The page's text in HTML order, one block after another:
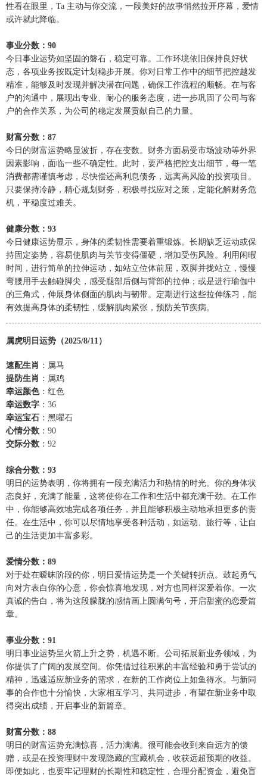
性看在眼里，Ta 主动与你交流，一段美好的故事悄然拉开序幕，爱情
或许就此降临。
事业分数：90
今日事业运势如坚固的磐石，稳定可靠。工作环境依旧保持良好状
态，各项业务按既定计划稳步开展。你对日常工作中的细节把控越发
精准，能够及时发现并解决潜在问题，确保工作流程的顺畅。在与客
户的沟通中，展现出专业、耐心的服务态度，进一步巩固了公司与客
户的合作关系，为公司的稳定发展贡献自己的力量。
财富分数：87
今日的财富运势略显波折，存在变数。财务方面易受市场波动等外界
因素影响，面临一些不确定性。此时，要严格把控支出细节，每一笔
消费都需谨慎考虑，尽快偿还高利息债务，远离高风险的投资项目。
只要保持冷静，精心规划财务，积极寻找应对之策，定能化解财务危
机，平稳度过难关。
健康分数：93
今日健康运势显示，身体的柔韧性需要着重锻炼。长期缺乏运动或保
持固定姿势，容易使肌肉与关节变得僵硬，增加受伤风险。利用闲暇
时间，进行简单的拉伸运动，如站立位体前屈，双脚并拢站立，慢慢
弯腰用手去触碰脚尖，感受腿部后侧与背部的拉伸；或是进行瑜伽中
的三角式，伸展身体侧面的肌肉与韧带。定期进行这些拉伸练习，能
有效提高身体的柔韧性，缓解肌肉紧张，预防关节疾病。
属虎明日运势（2025/8/11）
速配生肖 ：属马
提防生肖 ：属鸡
幸运颜色：红色
幸运数字 ：36
幸运宝石 ：黑曜石
心情分数 ：90
交际分数 ：92
综合分数：93
明日的运势表明，你将拥有一段充满活力和热情的时光。你的身体状
态良好，充满了能量，这将使你在工作和生活中都充满干劲。在工作
中，你能够高效地完成各项任务，并且能够积极主动地承担更多的责
任。在生活中，你可以尽情地享受各种活动，如运动、旅行等，让自
己的生活更加丰富多彩。
爱情分数：89
对于处在暧昧阶段的你，明日爱情运势是一个关键转折点。鼓起勇气
向对方表白你的心意，你会惊喜地发现，对方也同样深爱着你。一次
真诚的告白，将为这段朦胧的感情画上圆满句号，开启甜蜜的恋爱篇
章。
事业分数：91
明日事业运势呈火箭上升之势，机遇不断。公司拓展新业务领域，为
你提供了广阔的发展空间。你凭借过往积累的丰富经验和勇于尝试的
精神，迅速适应新业务的需求，在新的工作岗位上如鱼得水。与新同
事的合作也十分愉快，大家相互学习、共同进步，有望在新业务中取
得突出成绩，开启事业的新篇章。
财富分数：88
明日的财富运势充满惊喜，活力满满。很可能会收到来自远方的馈
赠，或是在投资理财中发现隐藏的宝藏机会，收获远超预期的收益。
即便如此，也要牢记理财的长期性和稳定性，合理分配资金，避免盲